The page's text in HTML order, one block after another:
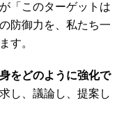
「このターゲットは
防御力を、私たち一
す。
をどのように強化で
し、議論し、提案し